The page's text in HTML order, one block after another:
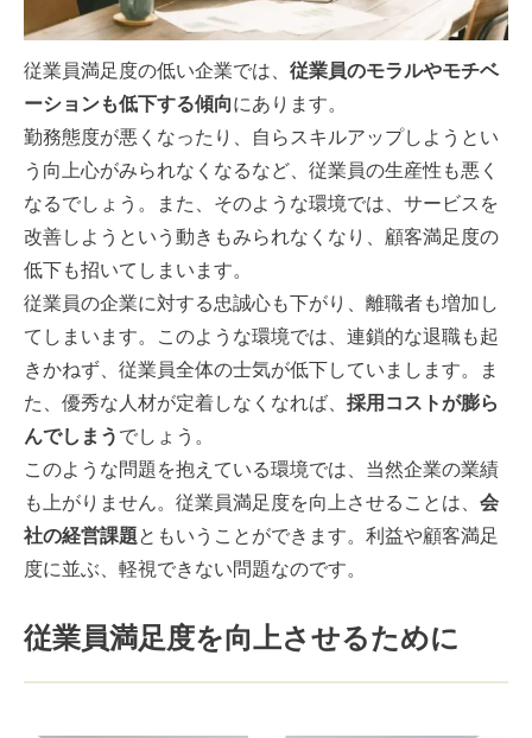
従業員満足度の低い企業では、 従業員のモラルやモチベ
ーションも低下する傾向にあります。
勤務態度が悪くなったり、自らスキルアップしようとい
う向上心がみられなくなるなど、従業員の生産性も悪く
なるでしょう。また、そのような環境では、サービスを
改善しようという動きもみられなくなり、顧客満足度の
低下も招いてしまいます。
従業員の企業に対する忠誠心も下がり、離職者も増加し
てしまいます。このような環境では、連鎖的な退職も起
きかねず、従業員全体の士気が低下していまします。ま
た、優秀な人材が定着しなくなれば、 採用コストが膨ら
んでしまう でしょう。
このような問題を抱えている環境では、当然企業の業績
も上がりません。従業員満足度を向上させることは、 会
社の経営課題ともいうことができます。利益や顧客満足
度に並ぶ、軽視できない問題なのです。
従業員満足度を向上させるために